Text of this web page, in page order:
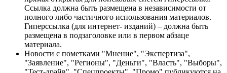
Ссылка должна быть размещена в независимости от
полного либо частичного использования материалов.
Гиперссылка (для интернет- изданий) – должна быть
размещена в подзаголовке или в первом абзаце
материала.
Новости с пометками "Мнение", "Экспертиза",
"Заявление", "Регионы", "Деньги", "Власть", "Выборы",